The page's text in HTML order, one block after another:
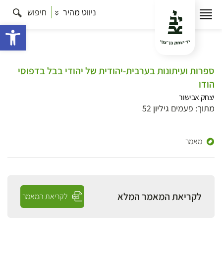
ניווט מהיר חיפוש
ספרות ועיתונות בערבית-יהודית של יהודי בבל בדפוסי
הודו
יצחק אבישור
מתוך: פעמים גיליון 52
מאמר
לקריאת המאמר המלא לקריאת המאמר